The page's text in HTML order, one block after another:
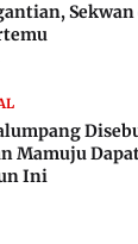
Mamuju
Ini